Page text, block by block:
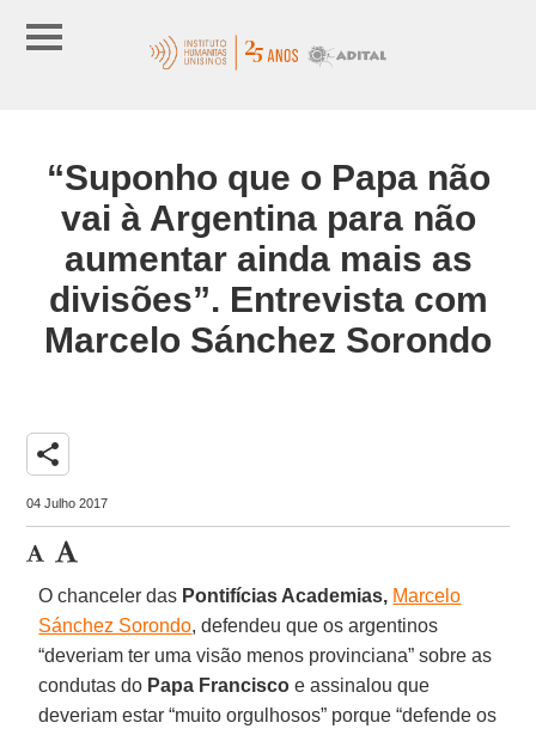
“Suponho que o Papa não
vai à Argentina para não
aumentar ainda mais as
divisões”. Entrevista com
Marcelo Sánchez Sorondo
share
04 Julho 2017
O chanceler das Pontifícias Academias, Marcelo
Sánchez Sorondo, defendeu que os argentinos
“deveriam ter uma visão menos provinciana” sobre as
condutas do Papa Francisco e assinalou que
deveriam estar “muito orgulhosos” porque “defende os